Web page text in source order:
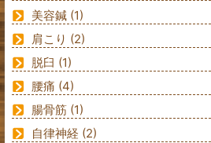
美容鍼 (1)
肩こり (2)
脱臼 (1)
腰痛 (4)
腸骨筋 (1)
自律神経 (2)